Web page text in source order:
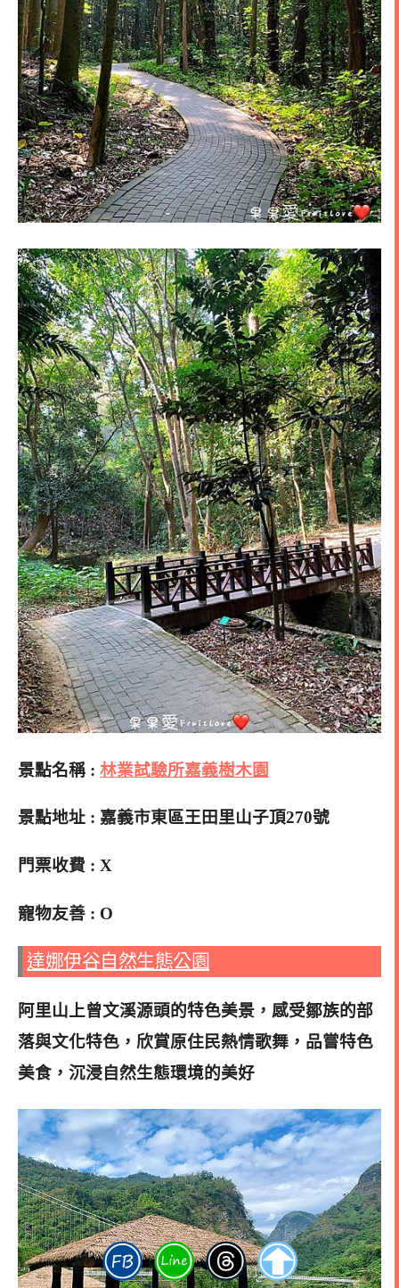
景點名稱 : 林業試驗所嘉義樹木園
景點地址 : 嘉義市東區王田里山子頂270號
門票收費 : X
寵物友善 : O
達娜伊谷自然生態公園
阿里山上曾文溪源頭的特色美景，感受鄒族的部
落與文化特色，欣賞原住民熱情歌舞，品嘗特色
美食，沉浸自然生態環境的美好